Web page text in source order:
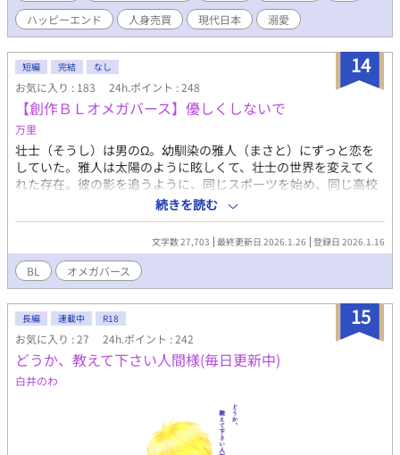
ハッピーエンド
人身売買 現代日本 溺愛
14
短編 完結 なし
お気に入り : 183 24h.ポイント : 248
【創作ＢＬオメガバース】優しくしないで
万里
壮士（そうし）は男のΩ。幼馴染の雅人（まさと）にずっと恋を
していた。雅人は太陽のように眩しくて、壮士の世界を変えてく
れた存在。彼の影を追うように、同じスポーツを始め、同じ高校
に進学し、ずっと傍にいた。 しかし、壮士のヒートのせいで、雅
人も充てられて発情してしまう。壮士は必死に項を守り、番にな
ることを拒む。好きだからこそ、こんな形では結ばれたくなかっ
た。壮士は彼の幸せを願って別の大学へ進学する。 新しい環境で
出会ったのは、α・晴臣（はるおみ）。彼もまた、忘れられない人
がいるという。 互いに“好きな人”を抱えたまま始まる関係。心の
隙間を埋め合うふたり。けれど、偽りのはずだったその関係に、
いつしか本物の感情が芽生えていく？
続きを読む
文字数 27,703 最終更新日 2026.1.26 登録日 2026.1.16
BL オメガバース
15
長編 連載中 R18
お気に入り : 27 24h.ポイント : 242
どうか、教えて下さい人間様(毎日更新中)
白井のわ